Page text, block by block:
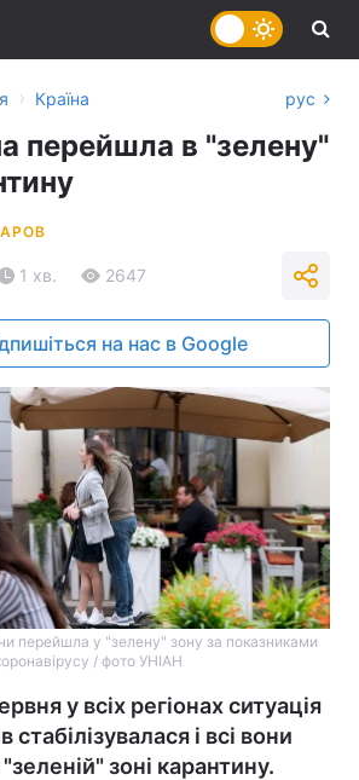
› Країна рус
перейшла в "зелену"
1 хв. 2647
на нас в Google
перейшла у "зелену" зону за показниками
/ фото УНІАН
у всіх регіонах ситуація
стабілізувалася і всі вони
зоні карантину.